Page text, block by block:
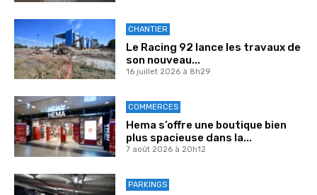
CHANTIER
Le Racing 92 lance les travaux de
son nouveau...
16 juillet 2026 à 8h29
COMMERCES
Hema s’offre une boutique bien
plus spacieuse dans la...
7 août 2026 à 20h12
PARKINGS